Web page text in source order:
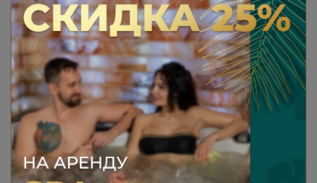
СПА ПРОГРАММА «КОРОЛЕВА
КРАСОТЫ»
Программа в 7 шагов для возвращения
сияния вашей коже на профессиональной
косметике производства Израиль.
+ в подарок уходовая процедура для рук